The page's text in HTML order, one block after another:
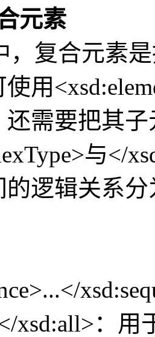
元素
，复合元素
用
还需要把其
与</
的逻辑关系
xsd:all>：用